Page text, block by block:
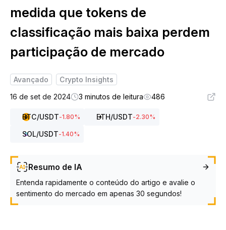
medida que tokens de
classificação mais baixa perdem
participação de mercado
Avançado
Crypto Insights
16 de set de 2024
3 minutos de leitura 486
BTC/USDT-1.80% ETH/USDT-2.30%
SOL/USDT-1.40%
Resumo de IA
Entenda rapidamente o conteúdo do artigo e avalie o
sentimento do mercado em apenas 30 segundos!